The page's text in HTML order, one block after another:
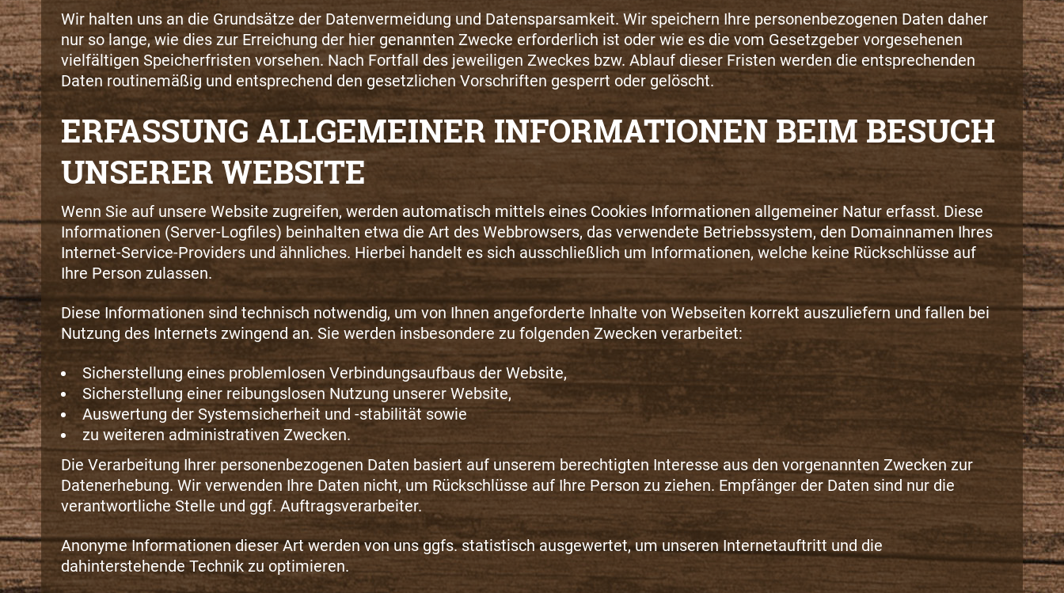
Wir halten uns an die Grundsätze der Datenvermeidung und Datensparsamkeit. Wir speichern Ihre personenbezogenen Daten daher
nur so lange, wie dies zur Erreichung der hier genannten Zwecke erforderlich ist oder wie es die vom Gesetzgeber vorgesehenen
vielfältigen Speicherfristen vorsehen. Nach Fortfall des jeweiligen Zweckes bzw. Ablauf dieser Fristen werden die entsprechenden
Daten routinemäßig und entsprechend den gesetzlichen Vorschriften gesperrt oder gelöscht.
ERFASSUNG ALLGEMEINER INFORMATIONEN BEIM BESUCH
UNSERER WEBSITE
Wenn Sie auf unsere Website zugreifen, werden automatisch mittels eines Cookies Informationen allgemeiner Natur erfasst. Diese
Informationen (Server-Logfiles) beinhalten etwa die Art des Webbrowsers, das verwendete Betriebssystem, den Domainnamen Ihres
Internet-Service-Providers und ähnliches. Hierbei handelt es sich ausschließlich um Informationen, welche keine Rückschlüsse auf
Ihre Person zulassen.
Diese Informationen sind technisch notwendig, um von Ihnen angeforderte Inhalte von Webseiten korrekt auszuliefern und fallen bei
Nutzung des Internets zwingend an. Sie werden insbesondere zu folgenden Zwecken verarbeitet:
Sicherstellung eines problemlosen Verbindungsaufbaus der Website,
Sicherstellung einer reibungslosen Nutzung unserer Website,
Auswertung der Systemsicherheit und -stabilität sowie
zu weiteren administrativen Zwecken.
Die Verarbeitung Ihrer personenbezogenen Daten basiert auf unserem berechtigten Interesse aus den vorgenannten Zwecken zur
Datenerhebung. Wir verwenden Ihre Daten nicht, um Rückschlüsse auf Ihre Person zu ziehen. Empfänger der Daten sind nur die
verantwortliche Stelle und ggf. Auftragsverarbeiter.
Anonyme Informationen dieser Art werden von uns ggfs. statistisch ausgewertet, um unseren Internetauftritt und die
dahinterstehende Technik zu optimieren.